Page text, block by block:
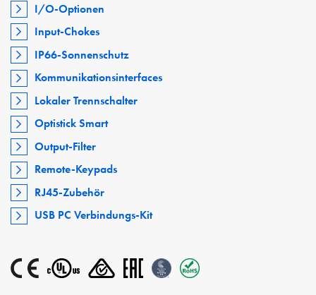
I/O-Optionen
Input-Chokes
IP66-Sonnenschutz
Kommunikationsinterfaces
Lokaler Trennschalter
Optistick Smart
Output-Filter
Remote-Keypads
RJ45-Zubehör
USB PC Verbindungs-Kit